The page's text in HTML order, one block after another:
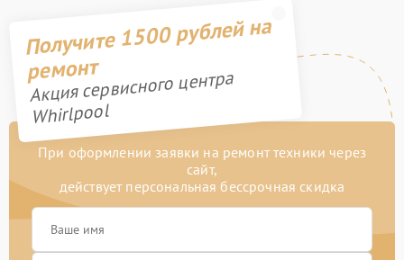
Получите 1500 рублей на
ремонт
Акция сервисного центра
Whirlpool
При оформлении заявки на ремонт техники через
сайт,
действует персональная бессрочная скидка